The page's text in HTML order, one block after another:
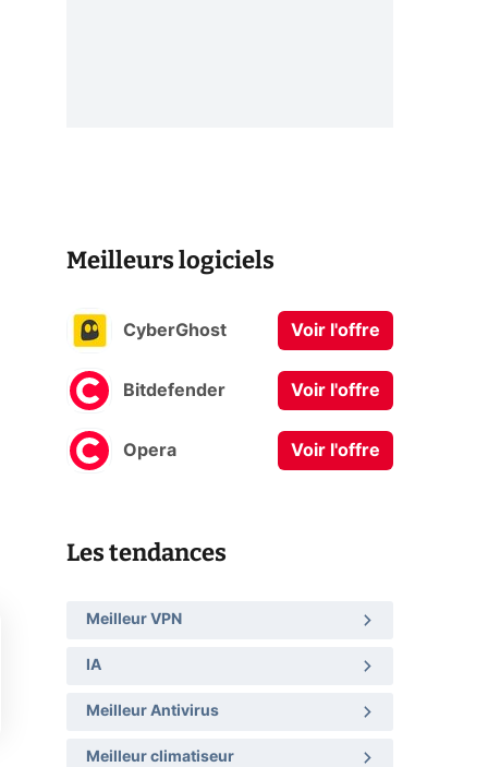
Meilleurs logiciels
CyberGhost Voir l'offre
Bitdefender Voir l'offre
Opera Voir l'offre
Les tendances
Meilleur VPN
IA
Meilleur Antivirus
Meilleur climatiseur